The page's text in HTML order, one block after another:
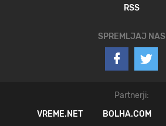
RSS
SPREMLJAJ NAS
Partnerji:
VREME.NET
BOLHA.COM